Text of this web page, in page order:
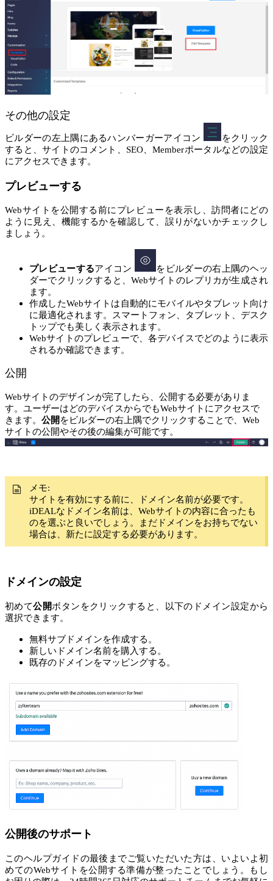
その他の設定
ビルダーの左上隅にあるハンバーガーアイコン
をクリック
すると、サイトのコメント、SEO、Memberポータルなどの設定
にアクセスできます。
プレビューする
Webサイトを公開する前にプレビューを表示し、訪問者にどの
ように見え、機能するかを確認して、誤りがないかチェックし
ましょう。
プレビューするアイコン
をビルダーの右上隅のヘッ
ダーでクリックすると、Webサイトのレプリカが生成され
ます。
作成したWebサイトは自動的にモバイルやタブレット向け
に最適化されます。スマートフォン、タブレット、デスク
トップでも美しく表示されます。
Webサイトのプレビューで、各デバイスでどのように表示
されるか確認できます。
公開
Webサイトのデザインが完了したら、公開する必要がありま
す。ユーザーはどのデバイスからでもWebサイトにアクセスで
きます。 公開 をビルダーの右上隅でクリックすることで、Web
サイトの公開やその後の編集が可能です。
メモ:
サイトを有効にする前に、ドメイン名前が必要です。
iDEALなドメイン名前は、Webサイトの内容に合ったも
のを選ぶと良いでしょう。まだドメインをお持ちでない
場合は、新たに設定する必要があります。
ドメインの設定
初めて公開ボタンをクリックすると、以下のドメイン設定から
選択できます。
無料サブドメインを作成する。
新しいドメイン名前を購入する。
既存のドメインをマッピングする。
公開後のサポート
このヘルプガイドの最後までご覧いただいた方は、いよいよ初
めてのWebサイトを公開する準備が整ったことでしょう。もし